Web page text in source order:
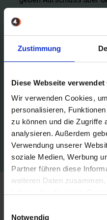
Zustimmung
Diese Webseite verwendet
Wir verwenden Cookies,
personalisieren,
zu können und die Zugriffe
analysieren. Außerdem
Verwendung unserer
soziale Medien, Werbung
Partner führen diese
weiteren Daten
Notwendig
JETZT